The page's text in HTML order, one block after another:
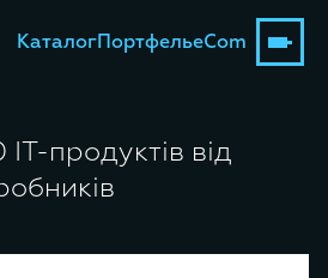
КаталогПортфельeCom
продуктів від